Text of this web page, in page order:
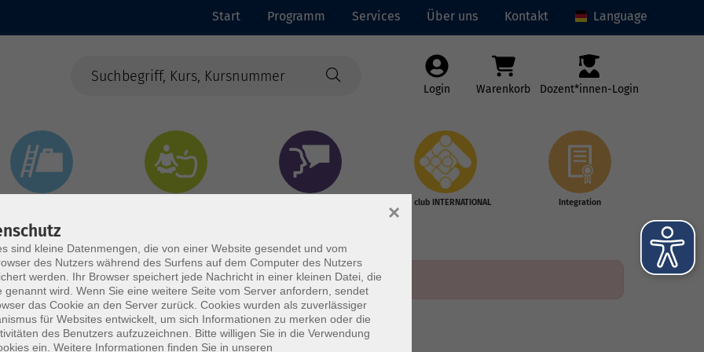
Start Programm Services Über uns Kontakt Language
Login Warenkorb Dozent*innen-Login
vhs club INTERNATIONAL Integration
sind kleine Datenmengen, die von einer Website gesendet und vom
des Nutzers während des Surfens auf dem Computer des Nutzers
werden. Ihr Browser speichert jede Nachricht in einer kleinen Datei, die
genannt wird. Wenn Sie eine weitere Seite vom Server anfordern, sendet
das Cookie an den Server zurück. Cookies wurden als zuverlässiger
für Websites entwickelt, um sich Informationen zu merken oder die
des Benutzers aufzuzeichnen. Bitte willigen Sie in die Verwendung
ein. Weitere Informationen finden Sie in unseren
×